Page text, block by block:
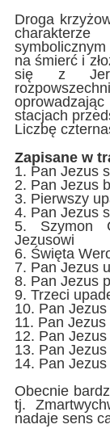
Droga
na śmierć i
się z
stacjach
Liczbę
Zapisane w
1. Pan Jezus
2. Pan Jezus
3. Pierwszy
4. Pan Jezus
5. Szymon
Jezusowi
6. Święta
7. Pan Jezus
8. Pan Jezus
9. Trzeci
10. Pan
11. Pan
12. Pan
13. Pan
14. Pan Jezus
Obecnie
tj.
nadaje sens